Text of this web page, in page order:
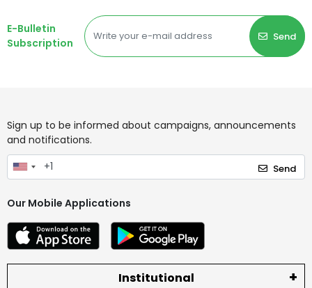
E-Bulletin
Subscription
Send
Sign up to be informed about campaigns, announcements
and notifications.
Send
Our Mobile Applications
Institutional